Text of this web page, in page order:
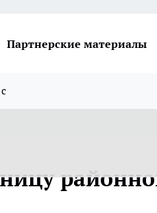
Партнерские материалы